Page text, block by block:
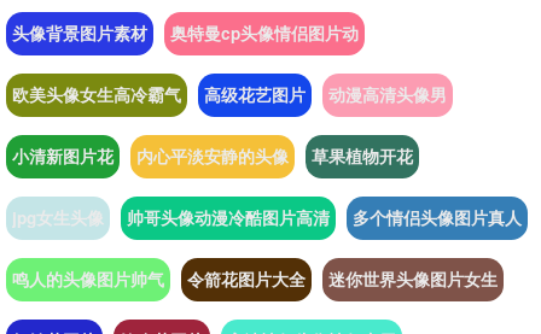
头像背景图片素材 奥特曼cp头像情侣图片动
欧美头像女生高冷霸气 高级花艺图片 动漫高清头像男
小清新图片花 内心平淡安静的头像 草果植物开花
jpg女生头像 帅哥头像动漫冷酷图片高清 多个情侣头像图片真人
鸣人的头像图片帅气 令箭花图片大全 迷你世界头像图片女生